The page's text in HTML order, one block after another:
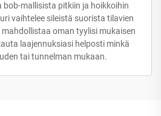
bob-mallisista pitkiin ja hoikkoihin
vaihtelee sileistä suorista tilavien
mahdollistaa oman tyylisi mukaisen
laajennuksiasi helposti minkä
tai tunnelman mukaan.